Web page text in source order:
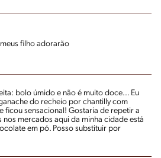
filho adorarão
bolo úmido e não é muito doce... Eu
do recheio por chantilly com
ficou sensacional! Gostaria de repetir a
nos mercados aqui da minha cidade está
em pó. Posso substituir por